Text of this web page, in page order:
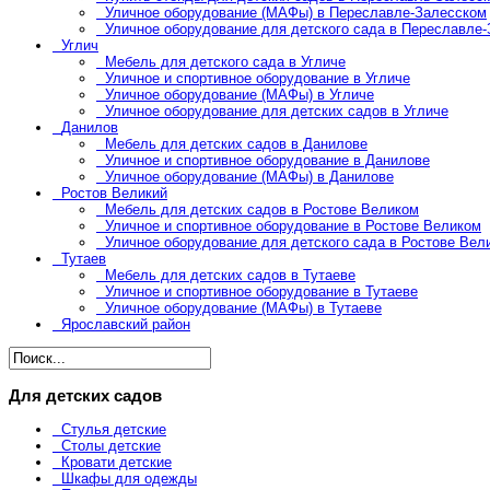
Уличное оборудование (МАФы) в Переславле-Залесском
Уличное оборудование для детского сада в
Углич
Мебель для детского сада в Угличе
Уличное и спортивное оборудование в Угличе
Уличное оборудование (МАФы) в Угличе
Уличное оборудование для детских садов в Угличе
Данилов
Мебель для детских садов в Данилове
Уличное и спортивное оборудование в Данилове
Уличное оборудование (МАФы) в Данилове
Ростов Великий
Мебель для детских садов в Ростове Великом
Уличное и спортивное оборудование в Ростове Великом
Уличное оборудование для детского сада в Ростове
Тутаев
Мебель для детских садов в Тутаеве
Уличное и спортивное оборудование в Тутаеве
Уличное оборудование (МАФы) в Тутаеве
Ярославский район
Для детских садов
Стулья детские
Столы детские
Кровати детские
Шкафы для одежды